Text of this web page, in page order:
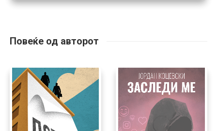
Повеќе од авторот